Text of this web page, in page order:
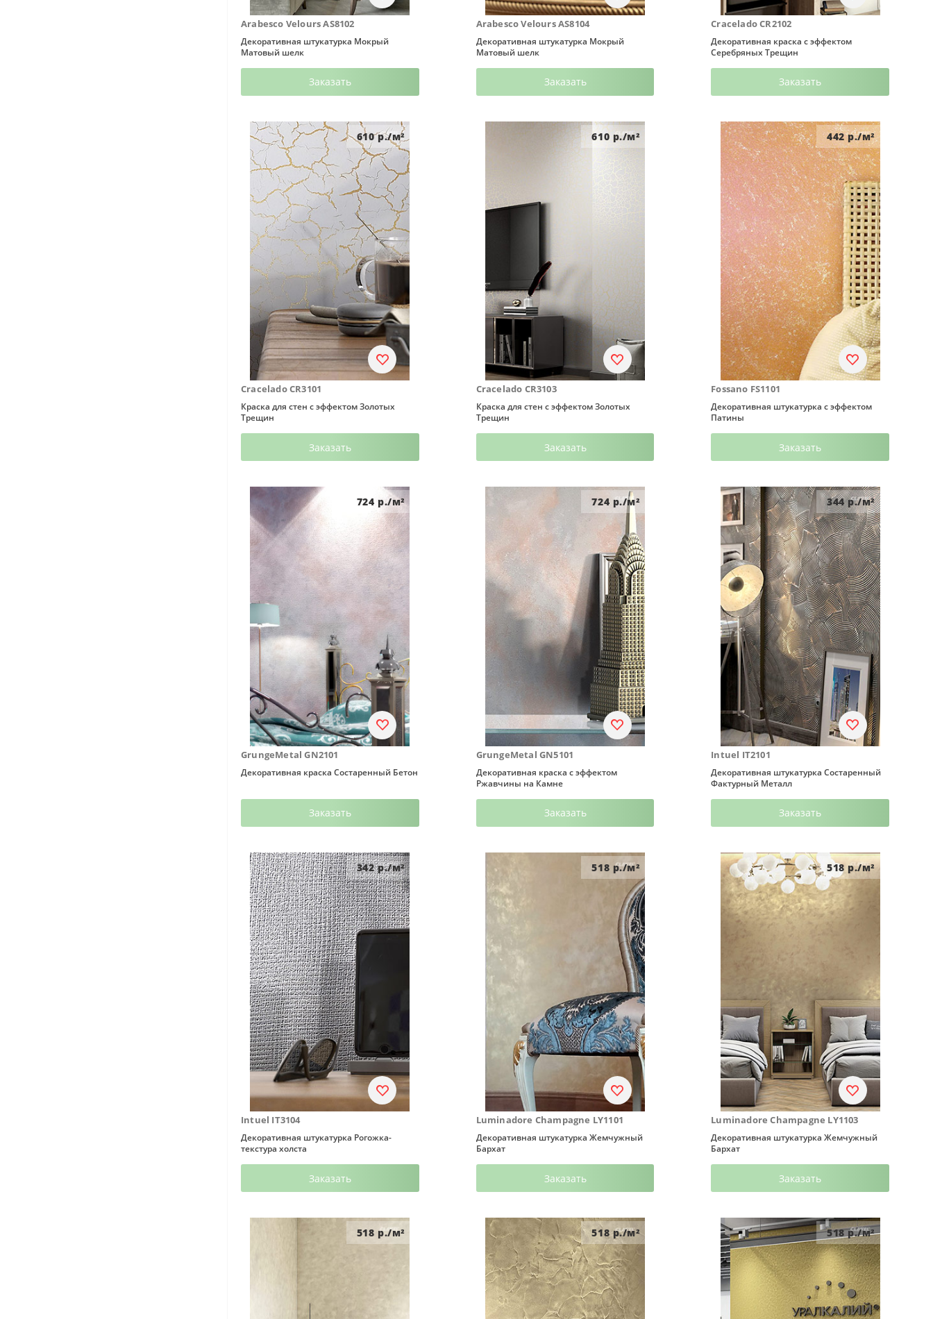
Arabesco Velours AS8102
Декоративная штукатурка Мокрый
Матовый шелк
Заказать
Arabesco Velours AS8104
Декоративная штукатурка Мокрый
Матовый шелк
Заказать
Cracelado CR2102
Декоративная краска с эффектом
Серебряных Трещин
Заказать
Cracelado CR3101
Краска для стен с эффектом Золотых
Трещин
610р./м²
Заказать
Cracelado CR3103
Краска для стен с эффектом Золотых
Трещин
610 р./м²
Заказать
Fossano FS1101
Декоративная штукатурка с эффектом
Патины
442р./м²
Заказать
GrungeMetal GN2101
Декоративная краска Состаренный Бетон
724 р./м²
Заказать
GrungeMetal GN5101
Декоративная краска с эффектом
Ржавчины на Камне
724 р./м²
Заказать
Intuel IT2101
Декоративная штукатурка Состаренный
Фактурный Металл
344р./м²
Заказать
Intuel IT3104
Декоративная штукатурка Рогожка-
текстура холста
342р./м²
Заказать
Luminadore Champagne LY1101
Декоративная штукатурка Жемчужный
Бархат
518 р./м²
Заказать
Luminadore Champagne LY1103
Декоративная штукатурка Жемчужный
Бархат
518 р./м²
Заказать
518 р./м² 518р./м² 518р./м²